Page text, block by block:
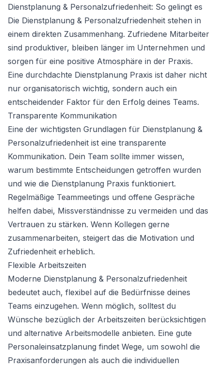
Dienstplanung & Personalzufriedenheit: So gelingt es
Die Dienstplanung & Personalzufriedenheit stehen in
einem direkten Zusammenhang. Zufriedene Mitarbeiter
sind produktiver, bleiben länger im Unternehmen und
sorgen für eine positive Atmosphäre in der Praxis.
Eine durchdachte Dienstplanung Praxis ist daher nicht
nur organisatorisch wichtig, sondern auch ein
entscheidender Faktor für den Erfolg deines Teams.
Transparente Kommunikation
Eine der wichtigsten Grundlagen für Dienstplanung &
Personalzufriedenheit ist eine transparente
Kommunikation. Dein Team sollte immer wissen,
warum bestimmte Entscheidungen getroffen wurden
und wie die Dienstplanung Praxis funktioniert.
Regelmäßige Teammeetings und offene Gespräche
helfen dabei, Missverständnisse zu vermeiden und das
Vertrauen zu stärken. Wenn Kollegen gerne
zusammenarbeiten, steigert das die Motivation und
Zufriedenheit erheblich.
Flexible Arbeitszeiten
Moderne Dienstplanung & Personalzufriedenheit
bedeutet auch, flexibel auf die Bedürfnisse deines
Teams einzugehen. Wenn möglich, solltest du
Wünsche bezüglich der Arbeitszeiten berücksichtigen
und alternative Arbeitsmodelle anbieten. Eine gute
Personaleinsatzplanung findet Wege, um sowohl die
Praxisanforderungen als auch die individuellen